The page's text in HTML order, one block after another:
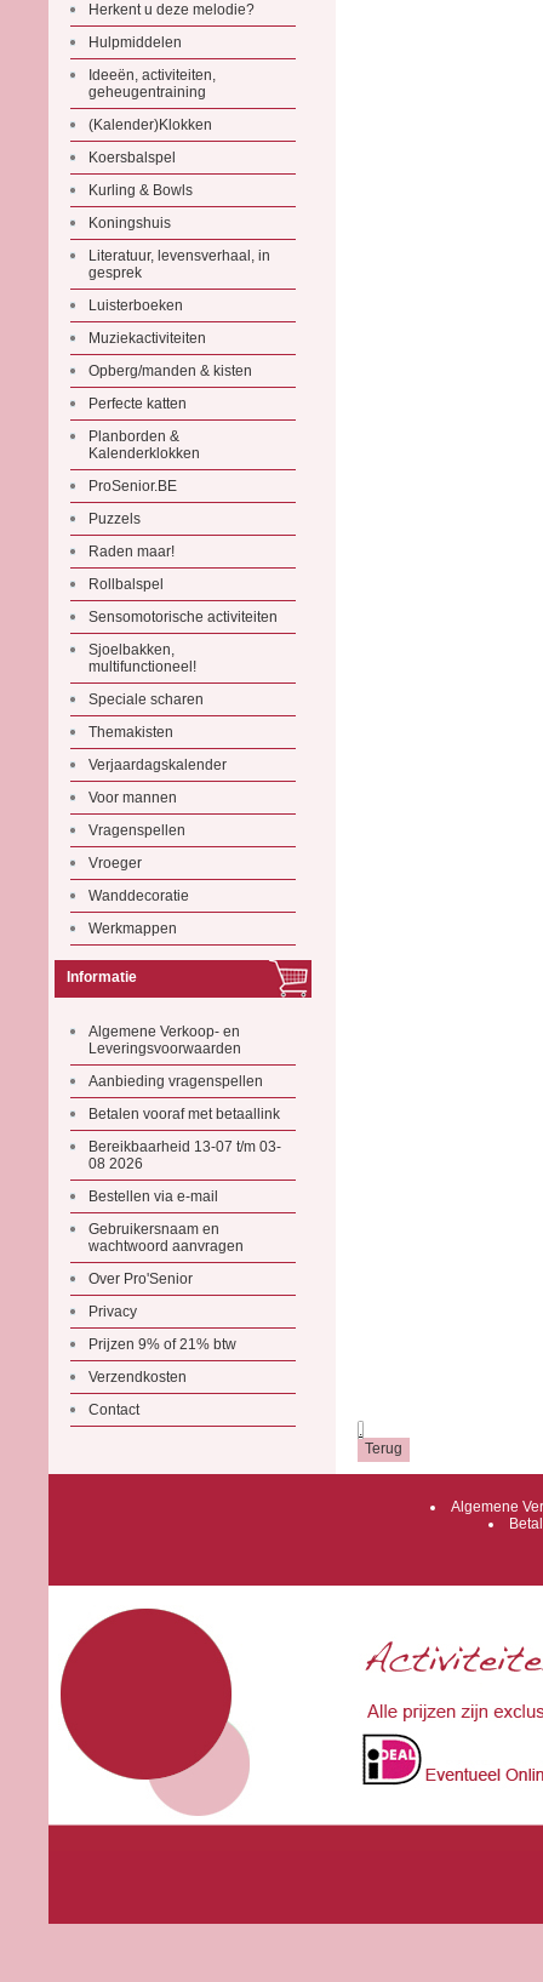
Herkent u deze melodie?
Hulpmiddelen
Ideeën, activiteiten,
geheugentraining
(Kalender)Klokken
Koersbalspel
Kurling & Bowls
Koningshuis
Literatuur, levensverhaal, in
gesprek
Luisterboeken
Muziekactiviteiten
Opberg/manden & kisten
Perfecte katten
Planborden &
Kalenderklokken
ProSenior.BE
Puzzels
Raden maar!
Rollbalspel
Sensomotorische activiteiten
Sjoelbakken,
multifunctioneel!
Speciale scharen
Themakisten
Verjaardagskalender
Voor mannen
Vragenspellen
Vroeger
Wanddecoratie
Werkmappen
Informatie
Algemene Verkoop- en
Leveringsvoorwaarden
Aanbieding vragenspellen
Betalen vooraf met betaallink
Bereikbaarheid 13-07 t/m 03-
08 2026
Bestellen via e-mail
Gebruikersnaam en
wachtwoord aanvragen
Over Pro'Senior
Privacy
Prijzen 9% of 21% btw
Verzendkosten
Contact
.
Algemene